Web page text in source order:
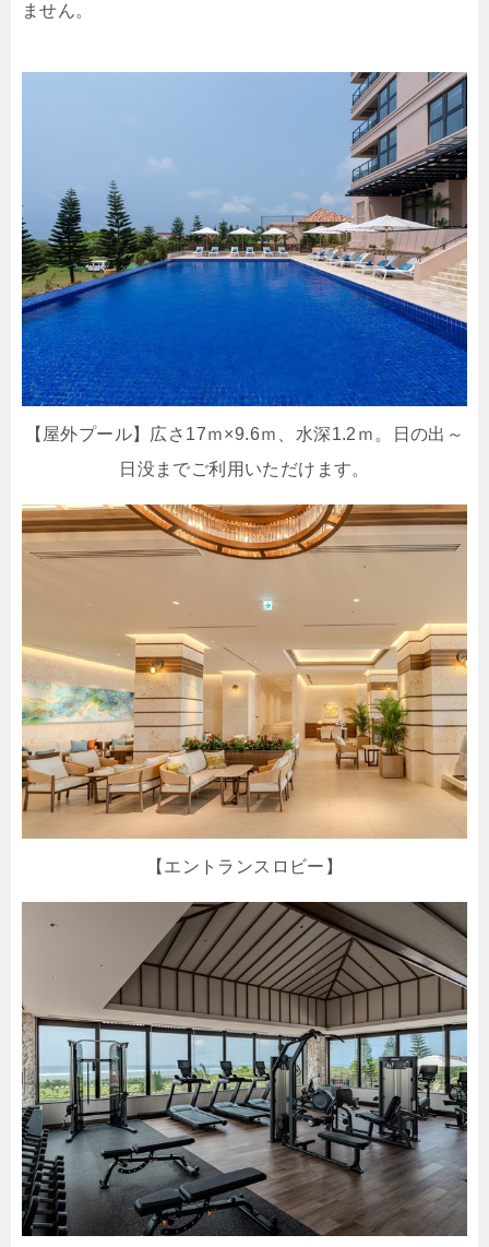
ません。
【屋外プール】広さ17ｍ×9.6ｍ、水深1.2ｍ。日の出～
日没までご利用いただけます。
【エントランスロビー】